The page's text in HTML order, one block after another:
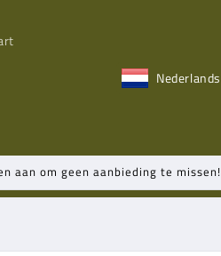
Nederlands
aan om geen aanbieding te missen!